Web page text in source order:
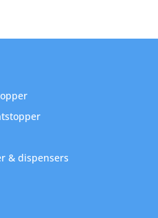
& dispensers